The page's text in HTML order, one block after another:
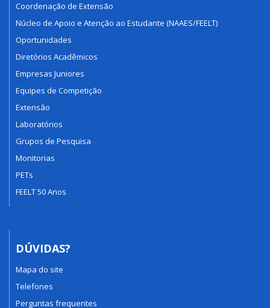
Coordenação de Extensão
Núcleo de Apoio e Atenção ao Estudante (NAAES/FEELT)
Oportunidades
Diretórios Acadêmicos
Empresas Juniores
Equipes de Competição
Extensão
Laboratórios
Grupos de Pesquisa
Monitorias
PETs
FEELT 50 Anos
DÚVIDAS?
Mapa do site
Telefones
Perguntas frequentes